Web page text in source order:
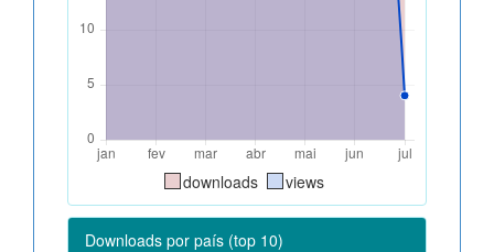
downloads views
Downloads por país (top 10)